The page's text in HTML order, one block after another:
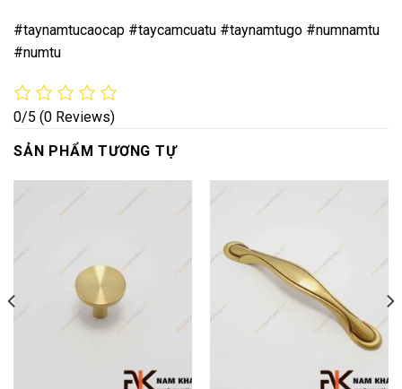
#taynamtucaocap #taycamcuatu #taynamtugo #numnamtu
#numtu
0/5 (0 Reviews)
SẢN PHẨM TƯƠNG TỰ